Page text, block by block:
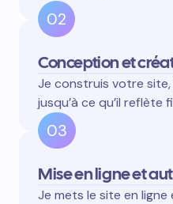
02
Conception et
Je construis votre
jusqu’à ce qu’il
03
Mise en ligne et
Je mets le site en